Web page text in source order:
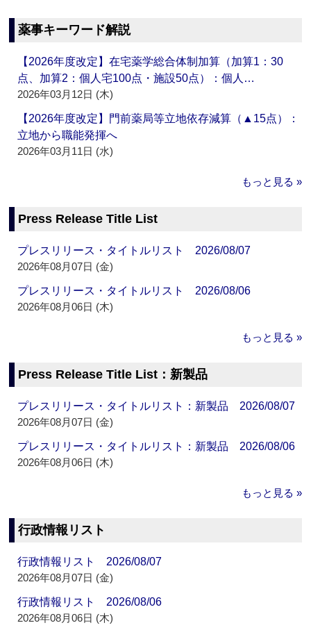
薬事キーワード解説
【2026年度改定】在宅薬学総合体制加算（加算1：30
点、加算2：個人宅100点・施設50点）：個人…
2026年03月12日 (木)
【2026年度改定】門前薬局等立地依存減算（▲15点）：
立地から職能発揮へ
2026年03月11日 (水)
もっと見る »
Press Release Title List
プレスリリース・タイトルリスト 2026/08/07
2026年08月07日 (金)
プレスリリース・タイトルリスト 2026/08/06
2026年08月06日 (木)
もっと見る »
Press Release Title List：新製品
プレスリリース・タイトルリスト：新製品 2026/08/07
2026年08月07日 (金)
プレスリリース・タイトルリスト：新製品 2026/08/06
2026年08月06日 (木)
もっと見る »
行政情報リスト
行政情報リスト 2026/08/07
2026年08月07日 (金)
行政情報リスト 2026/08/06
2026年08月06日 (木)